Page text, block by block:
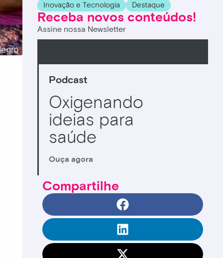
Inovação e Tecnologia
Destaque
Receba novos conteúdos!
Assine nossa Newsletter
Podcast
Oxigenando
ideias para
saúde
Ouça agora
Compartilhe